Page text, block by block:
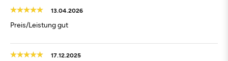
13.04.2026
Preis/Leistung gut
17.12.2025